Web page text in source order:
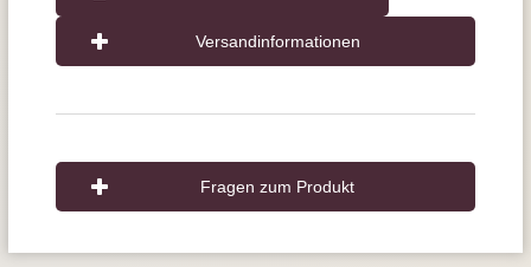
Versandinformationen
Fragen zum Produkt